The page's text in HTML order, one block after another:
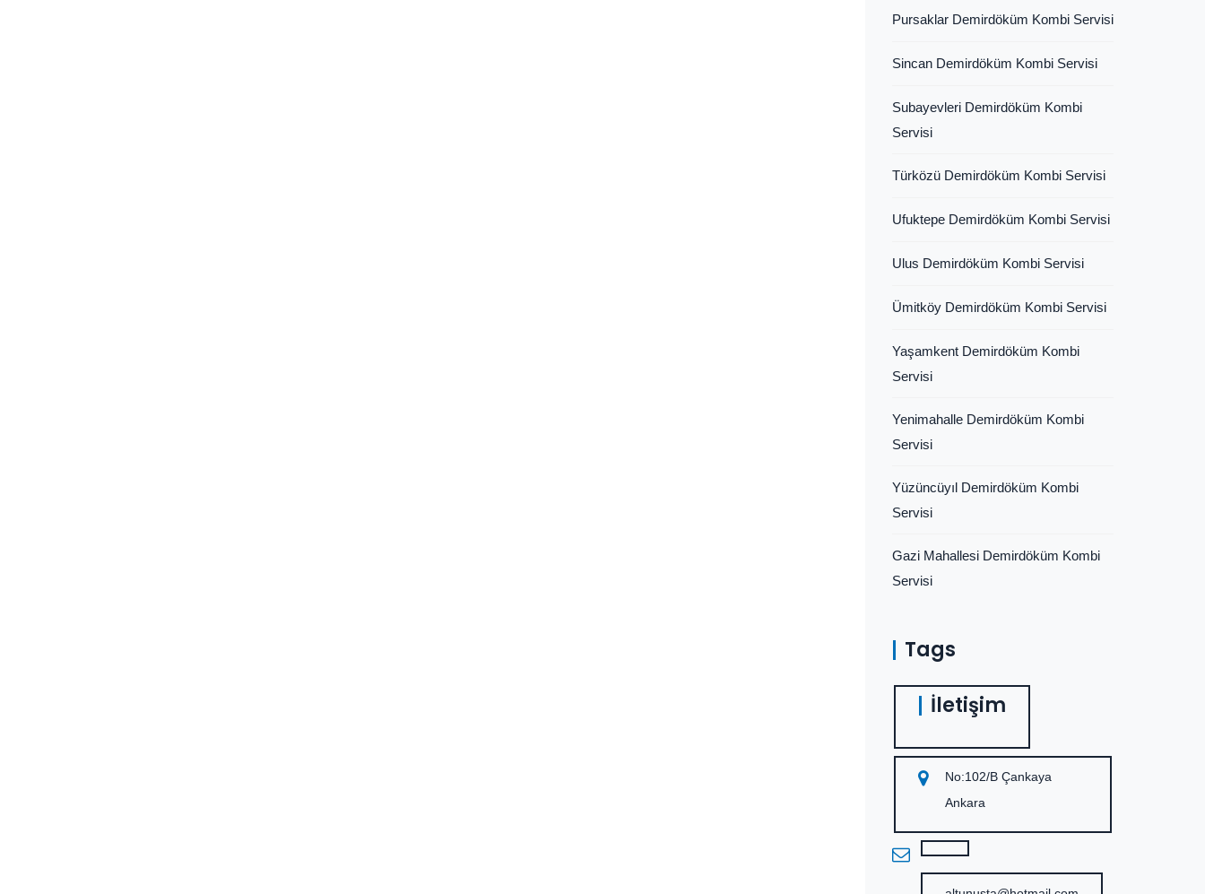
Pursaklar Demirdöküm Kombi Servisi
Sincan Demirdöküm Kombi Servisi
Subayevleri Demirdöküm Kombi
Servisi
Türközü Demirdöküm Kombi Servisi
Ufuktepe Demirdöküm Kombi Servisi
Ulus Demirdöküm Kombi Servisi
Ümitköy Demirdöküm Kombi Servisi
Yaşamkent Demirdöküm Kombi
Servisi
Yenimahalle Demirdöküm Kombi
Servisi
Yüzüncüyıl Demirdöküm Kombi
Servisi
Gazi Mahallesi Demirdöküm Kombi
Servisi
Tags
İletişim
No:102/B Çankaya
Ankara